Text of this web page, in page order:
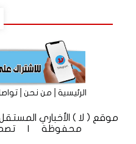
الرئيسية|من نحن|
محفوظة |